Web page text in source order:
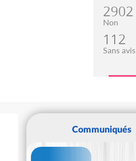
2902
Non
112
Sans avis
Communiqués